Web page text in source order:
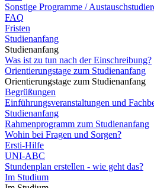
Sonstige Programme /
FAQ
Fristen
Studienanfang
Studienanfang
Was ist zu tun nach der Einschreibung?
Orientierungstage zum Studienanfang
Orientierungstage zum Studienanfang
Begrüßungen
Einführungsveranstaltungen und
Studienanfang
Rahmenprogramm zum Studienanfang
Wohin bei Fragen und Sorgen?
Ersti-Hilfe
UNI-ABC
Stundenplan erstellen - wie geht das?
Im Studium